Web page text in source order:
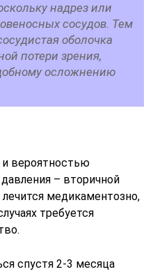
надрез или
сосудов. Тем
оболочка
потери зрения,
осложнению
и вероятностью
– вторичной
медикаментозно,
требуется
спустя 2-3 месяца